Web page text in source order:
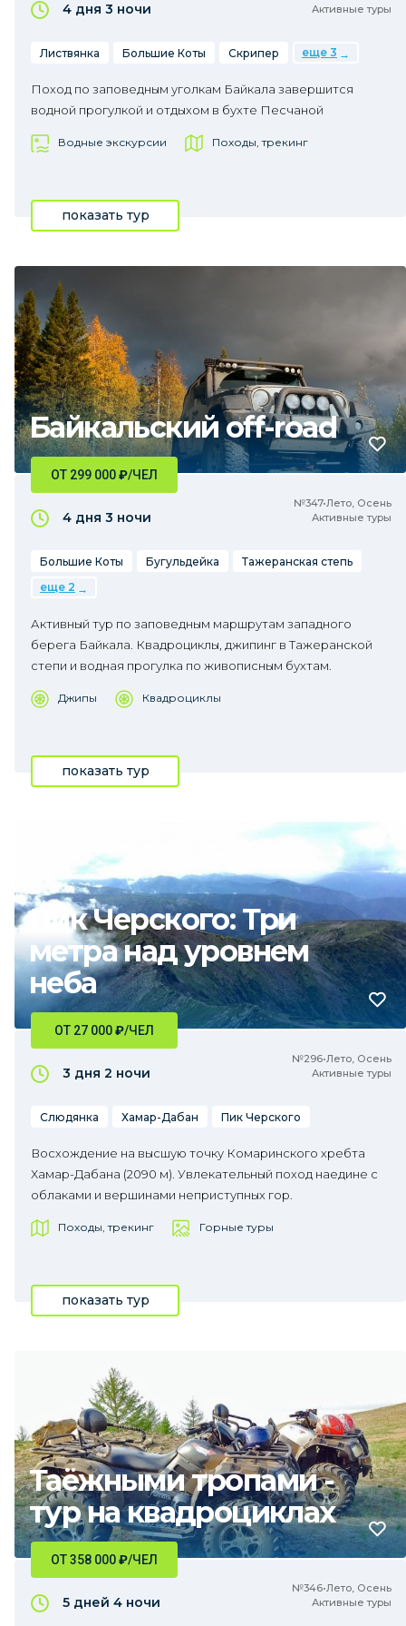
Активные туры
4 дня 3 ночи
Листвянка Большие Коты Скрипер еще 3
Поход по заповедным уголкам Байкала завершится
водной прогулкой и отдыхом в бухте Песчаной
Водные экскурсии Походы, трекинг
показать тур
Байкальский off-road
№347•Лето, Осень
Активные туры
ОТ 299 000₽/ЧЕЛ
4 дня 3 ночи
Большие Коты Бугульдейка
Тажеранская степь
еще 2
Активный тур по заповедным маршрутам западного
берега Байкала. Квадроциклы, джипинг в Тажеранской
степи и водная прогулка по живописным бухтам.
Джипы Квадроциклы
показать тур
Пик Черского: Три
метра над уровнем
неба
№296•Лето, Осень
Активные туры
ОТ 27 000₽/ЧЕЛ
3 дня 2 ночи
Слюдянка Хамар-Дабан Пик Черского
Восхождение на высшую точку Комаринского хребта
Хамар-Дабана (2090 м). Увлекательный поход наедине с
облаками и вершинами неприступных гор.
Походы, трекинг Горные туры
показать тур
Таёжными тропами -
тур на квадроциклах
№346•Лето, Осень
Активные туры
ОТ 358 000₽/ЧЕЛ
5 дней 4 ночи